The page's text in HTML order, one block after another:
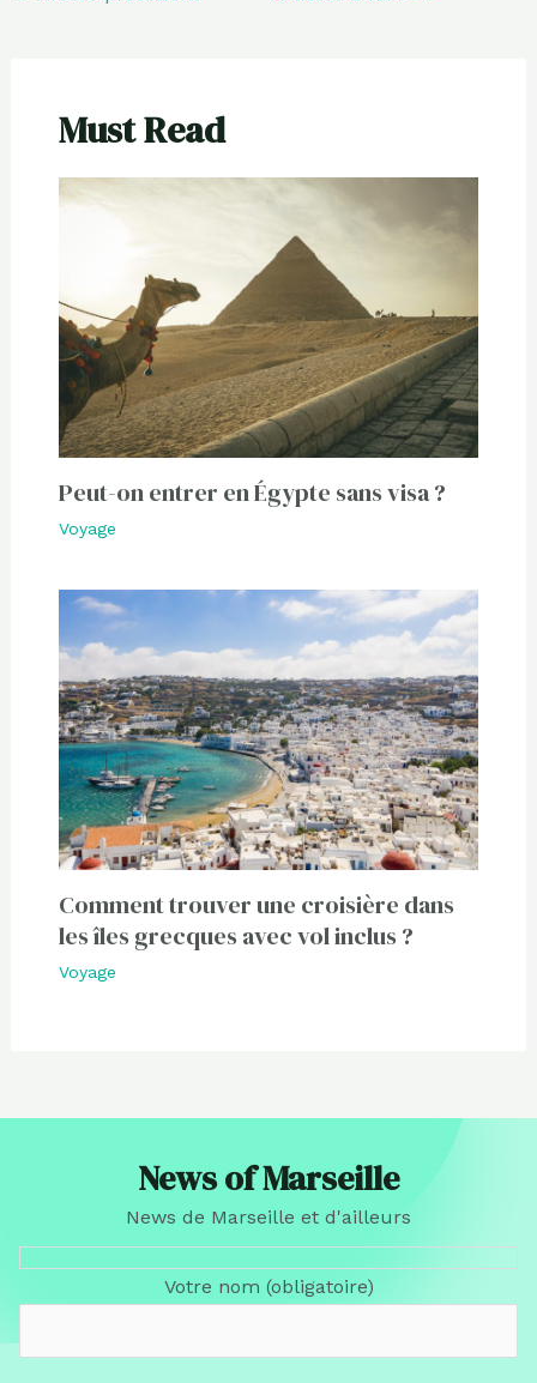
Must Read
Peut-on entrer en Égypte sans visa ?
Voyage
Comment trouver une croisière dans
les îles grecques avec vol inclus ?
Voyage
News of Marseille
News de Marseille et d'ailleurs
Votre nom (obligatoire)